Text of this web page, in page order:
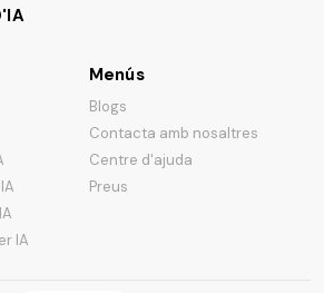
IA
Menús
Blogs
Contacta amb nosaltres
Centre d'ajuda
Preus